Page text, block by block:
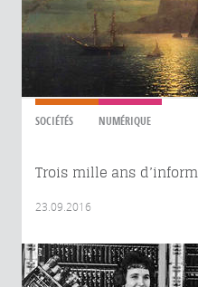
SOCIÉTÉS NUMÉRIQUE
Trois mille ans
23.09.2016